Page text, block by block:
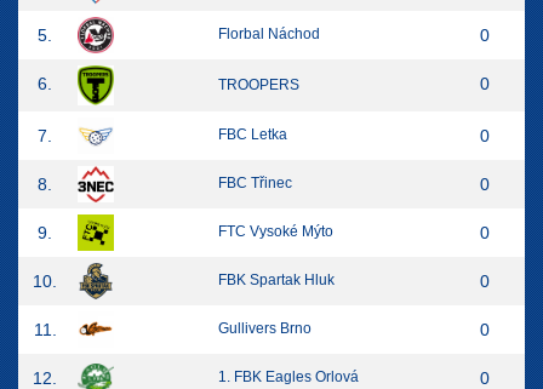
5. Florbal Náchod 0
6. TROOPERS 0
7. FBC Letka 0
8. FBC Třinec 0
9. FTC Vysoké Mýto 0
10. FBK Spartak Hluk 0
11. Gullivers Brno 0
12. 1. FBK Eagles Orlová 0